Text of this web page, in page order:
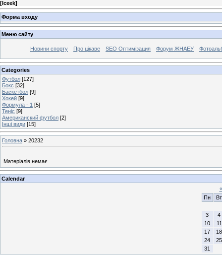
[Iceek]
Форма входу
Меню сайту
Новини спорту Про цікаве SEO Оптимізация Форум ЖНАЕУ
Categories
Футбол [127]
Бокс [32]
Баскетбол [9]
Хокей [9]
Формула - 1 [5]
Теніс [9]
Американский футбол [2]
Інші види [15]
Головна » 20232
Матеріалів немає
Calendar
«
Пн
Вт
3
4
10
11
17
18
24
25
31